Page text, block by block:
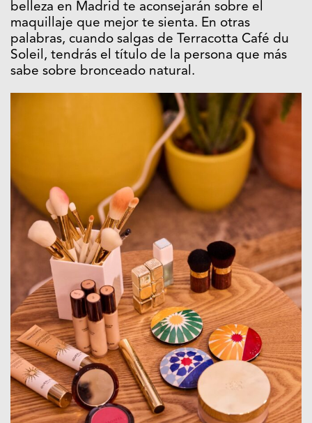
belleza en Madrid te aconsejarán sobre el
maquillaje que mejor te sienta. En otras
palabras, cuando salgas de Terracotta Café du
Soleil, tendrás el título de la persona que más
sabe sobre bronceado natural.